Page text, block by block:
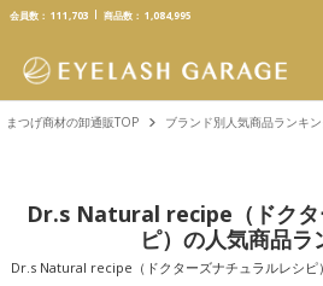
text.skipToContent
text.skipToNavigation
会員数： 111,703 商品数： 1,084,995
まつげ商材の卸通販TOP ブランド別人気商品ランキ
Dr.s Natural recipe（ドクタ
ピ）の人気商品ラ
Dr.s Natural recipe（ドクターズナチュラルレシピ